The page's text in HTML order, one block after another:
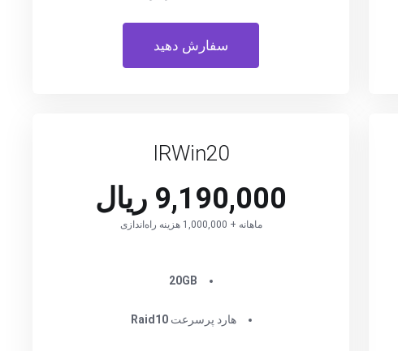
سفارش دهید
IRWin20
9,190,000 ریال
ماهانه + 1,000,000 هزینه راه‌اندازی
20GB
هارد پرسرعتRaid10